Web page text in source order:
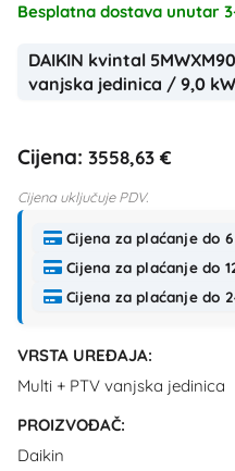
Besplatna dostava unutar
DAIKIN kvintal
vanjska jedinica / 9,0
Cijena: 3558,63 €
Cijena uključuje PDV.
Cijena za plaćanje do
Cijena za plaćanje do
Cijena za plaćanje do
VRSTA UREĐAJA:
Multi + PTV vanjska jedinica
PROIZVOĐAČ:
Daikin